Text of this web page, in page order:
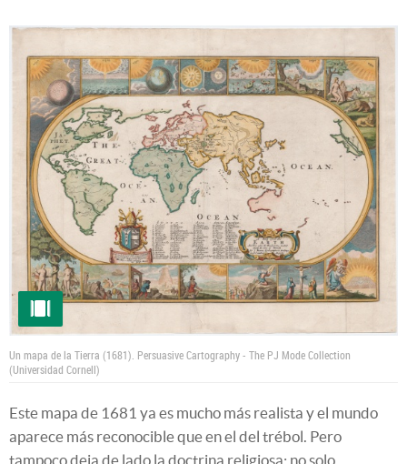
Un mapa de la Tierra (1681). Persuasive Cartography - The PJ Mode Collection
(Universidad Cornell)
Este mapa de 1681 ya es mucho más realista y el mundo
aparece más reconocible que en el del trébol. Pero
tampoco deja de lado la doctrina religiosa: no solo